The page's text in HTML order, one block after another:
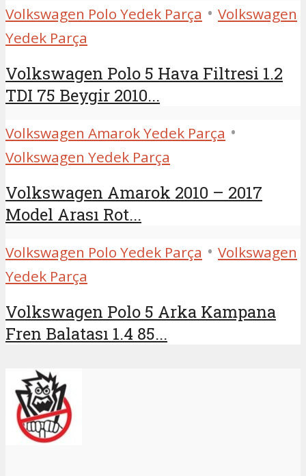
Volkswagen Polo Yedek Parça • Volkswagen
Yedek Parça
Volkswagen Polo 5 Hava Filtresi 1.2
TDI 75 Beygir 2010...
Volkswagen Amarok Yedek Parça •
Volkswagen Yedek Parça
Volkswagen Amarok 2010 – 2017
Model Arası Rot...
Volkswagen Polo Yedek Parça • Volkswagen
Yedek Parça
Volkswagen Polo 5 Arka Kampana
Fren Balatası 1.4 85...